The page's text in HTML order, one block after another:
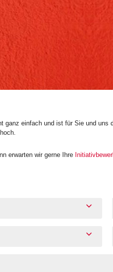
ganz einfach und ist für Sie und
erwarten wir gerne Ihre